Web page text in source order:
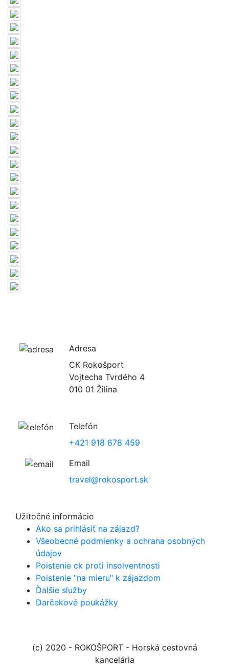
Adresa
CK Rokošport
Vojtecha Tvrdého 4
010 01 Žilina
Telefón
+421 918 678 459
Email
travel@rokosport.sk
Užitočné informácie
Ako sa prihlásiť na zájazd?
Všeobecné podmienky a ochrana osobných
údajov
Poistenie ck proti insolventnosti
Poistenie "na mieru" k zájazdom
Ďalšie služby
Darčekové poukážky
(c) 2020 - ROKOŠPORT- Horská cestovná
kancelária